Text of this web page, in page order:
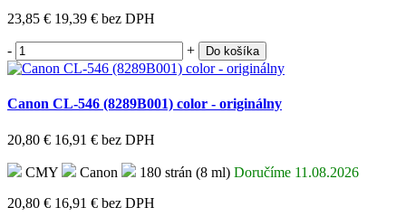
23,85 € 19,39 € bez DPH
- + Do košíka
Canon CL-546 (8289B001) color - originálny
20,80 € 16,91 € bez DPH
CMY Canon 180 strán (8 ml) Doručíme 11.08.2026
20,80 € 16,91 € bez DPH